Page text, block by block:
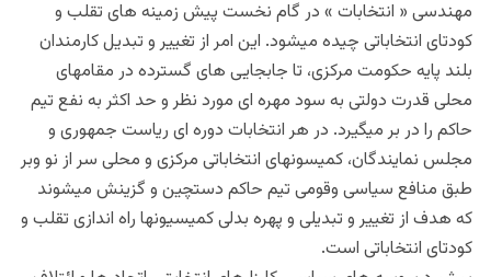
مهندسی « انتخابات » در گام نخست پیش زمینه های تقلب و
کودتای انتخاباتی چیده میشود. این امر از تغییر و تبدیل کارمندان
بلند پایه حکومت مرکزی، تا جابجایی های گسترده در مقامهای
محلی قدرت دولتی به سود مهره ای مورد نظر و حد اکثر به نفع تیم
حاکم را در بر میگیرد. در هر انتخابات دوره ای ریاست جمهوری و
مجلس نمایندگان، کمیسونهای انتخاباتی مرکزی و محلی سر از نو وبر
طبق منافع سیاسی وقومی تیم حاکم دستچین و گزینش میشوند
که هدف از تغییر و تبدیلی و پهره بدلی کمیسیونها راه اندازی تقلب و
کودتای انتخاباتی است.